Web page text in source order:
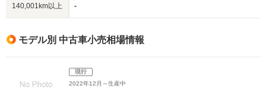
140,001km以上 -
モデル別 中古車小売相場情報
現行
2022年12月～生産中